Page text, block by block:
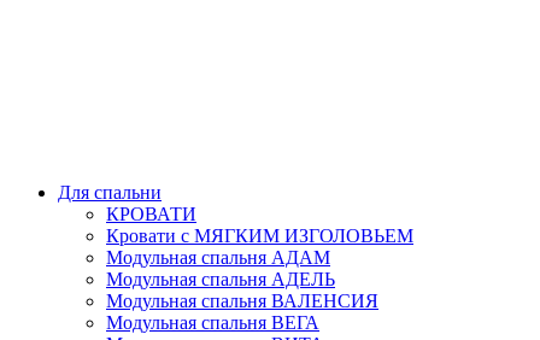
Для спальни
КРОВАТИ
Кровати с МЯГКИМ ИЗГОЛОВЬЕМ
Модульная спальня АДАМ
Модульная спальня АДЕЛЬ
Модульная спальня ВАЛЕНСИЯ
Модульная спальня ВЕГА